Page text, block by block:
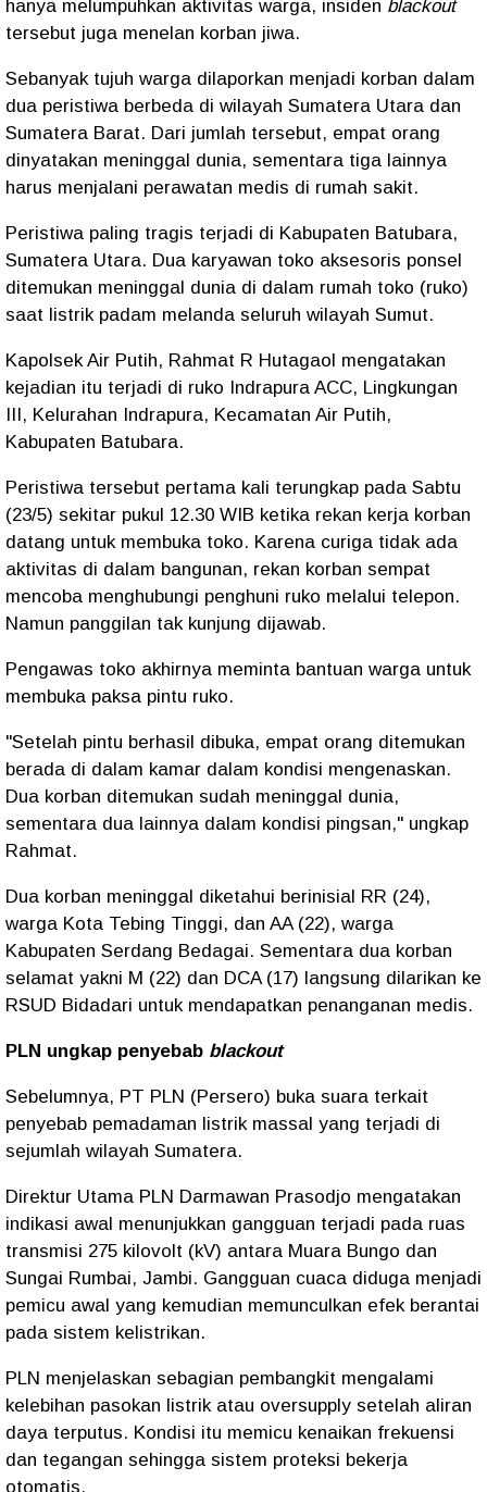
hanya melumpuhkan aktivitas warga, insiden blackout
tersebut juga menelan korban jiwa.
Sebanyak tujuh warga dilaporkan menjadi korban dalam
dua peristiwa berbeda di wilayah Sumatera Utara dan
Sumatera Barat. Dari jumlah tersebut, empat orang
dinyatakan meninggal dunia, sementara tiga lainnya
harus menjalani perawatan medis di rumah sakit.
Peristiwa paling tragis terjadi di Kabupaten Batubara,
Sumatera Utara. Dua karyawan toko aksesoris ponsel
ditemukan meninggal dunia di dalam rumah toko (ruko)
saat listrik padam melanda seluruh wilayah Sumut.
Kapolsek Air Putih, Rahmat R Hutagaol mengatakan
kejadian itu terjadi di ruko Indrapura ACC, Lingkungan
III, Kelurahan Indrapura, Kecamatan Air Putih,
Kabupaten Batubara.
Peristiwa tersebut pertama kali terungkap pada Sabtu
(23/5) sekitar pukul 12.30 WIB ketika rekan kerja korban
datang untuk membuka toko. Karena curiga tidak ada
aktivitas di dalam bangunan, rekan korban sempat
mencoba menghubungi penghuni ruko melalui telepon.
Namun panggilan tak kunjung dijawab.
Pengawas toko akhirnya meminta bantuan warga untuk
membuka paksa pintu ruko.
"Setelah pintu berhasil dibuka, empat orang ditemukan
berada di dalam kamar dalam kondisi mengenaskan.
Dua korban ditemukan sudah meninggal dunia,
sementara dua lainnya dalam kondisi pingsan," ungkap
Rahmat.
Dua korban meninggal diketahui berinisial RR (24),
warga Kota Tebing Tinggi, dan AA (22), warga
Kabupaten Serdang Bedagai. Sementara dua korban
selamat yakni M (22) dan DCA (17) langsung dilarikan ke
RSUD Bidadari untuk mendapatkan penanganan medis.
PLN ungkap penyebab blackout
Sebelumnya, PT PLN (Persero) buka suara terkait
penyebab pemadaman listrik massal yang terjadi di
sejumlah wilayah Sumatera.
Direktur Utama PLN Darmawan Prasodjo mengatakan
indikasi awal menunjukkan gangguan terjadi pada ruas
transmisi 275 kilovolt (kV) antara Muara Bungo dan
Sungai Rumbai, Jambi. Gangguan cuaca diduga menjadi
pemicu awal yang kemudian memunculkan efek berantai
pada sistem kelistrikan.
PLN menjelaskan sebagian pembangkit mengalami
kelebihan pasokan listrik atau oversupply setelah aliran
daya terputus. Kondisi itu memicu kenaikan frekuensi
dan tegangan sehingga sistem proteksi bekerja
otomatis.